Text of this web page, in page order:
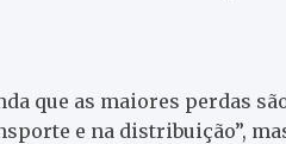
que as maiores perdas
e na distribuição”,